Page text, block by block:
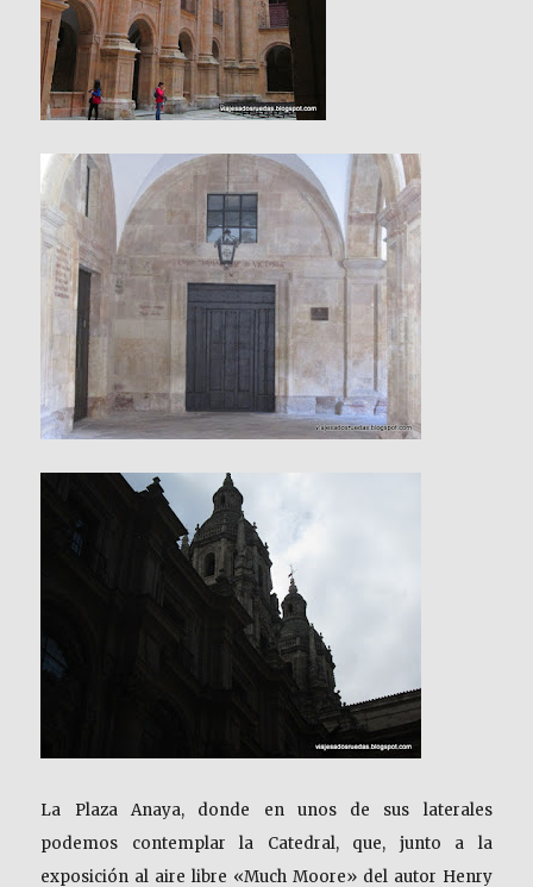
La Plaza Anaya, donde en unos de sus laterales
podemos contemplar la Catedral, que, junto a la
exposición al aire libre «Much Moore» del autor Henry